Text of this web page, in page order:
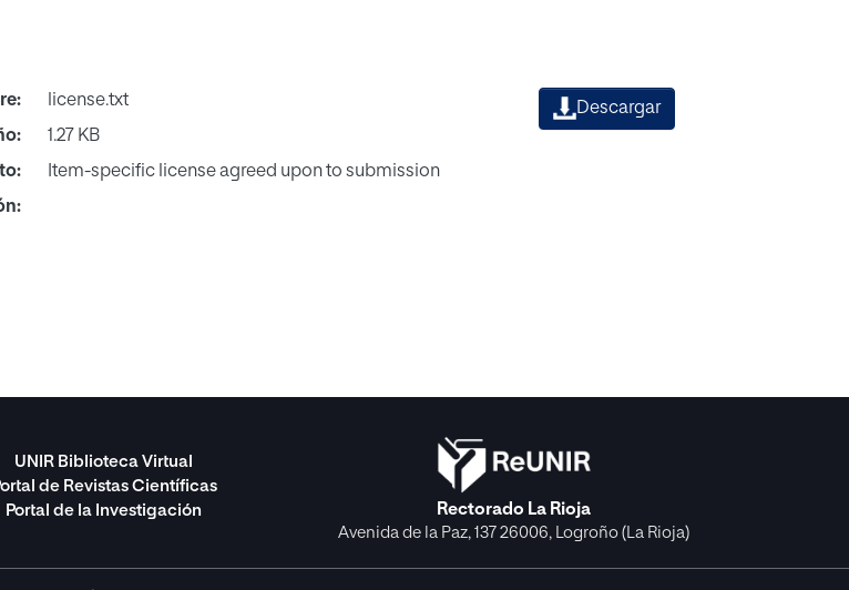
license.txt
1.27 KB
Item-specific license agreed upon to submission
Descargar
UNIR Biblioteca Virtual
de Revistas Científicas
Portal de la Investigación
Rectorado La Rioja
Avenida de la Paz, 137 26006, Logroño (La Rioja)